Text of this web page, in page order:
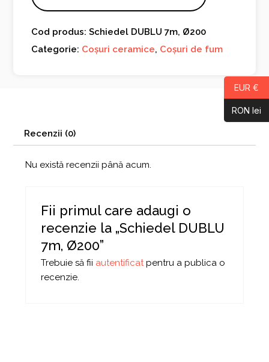
Cod produs: Schiedel DUBLU 7m, Ø200
Categorie: Coșuri ceramice, Coșuri de fum
Recenzii (0)
Nu există recenzii până acum.
Fii primul care adaugi o
recenzie la „Schiedel DUBLU
7m, Ø200”
Trebuie să fii autentificatpentru a publica o
recenzie.
EUR €
RON lei